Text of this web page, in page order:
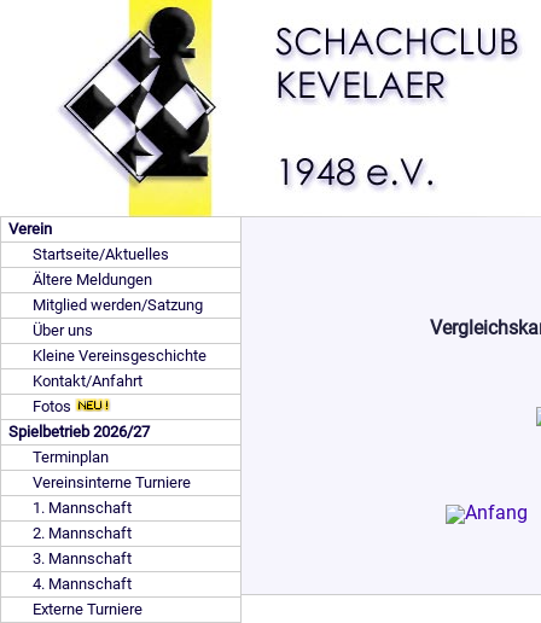
Verein
Startseite/Aktuelles
Ältere Meldungen
Mitglied werden/Satzung
Über uns
Kleine Vereinsgeschichte
Kontakt/Anfahrt
Fotos
Spielbetrieb 2026/27
Terminplan
Vereinsinterne Turniere
1. Mannschaft
2. Mannschaft
3. Mannschaft
4. Mannschaft
Externe Turniere